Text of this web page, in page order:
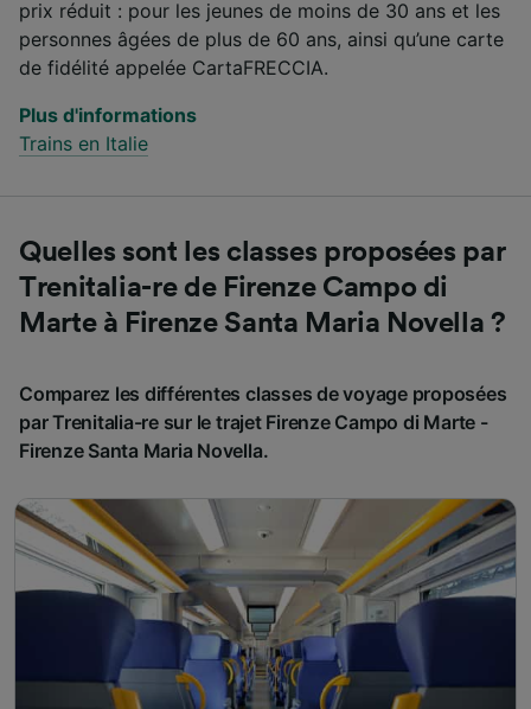
prix réduit : pour les jeunes de moins de 30 ans et les
personnes âgées de plus de 60 ans, ainsi qu’une carte
de fidélité appelée CartaFRECCIA.
Plus d'informations
Trains en Italie
Quelles sont les classes proposées par
Trenitalia-re de Firenze Campo di
Marte à Firenze Santa Maria Novella ?
Comparez les différentes classes de voyage proposées
par Trenitalia-re sur le trajet Firenze Campo di Marte -
Firenze Santa Maria Novella.